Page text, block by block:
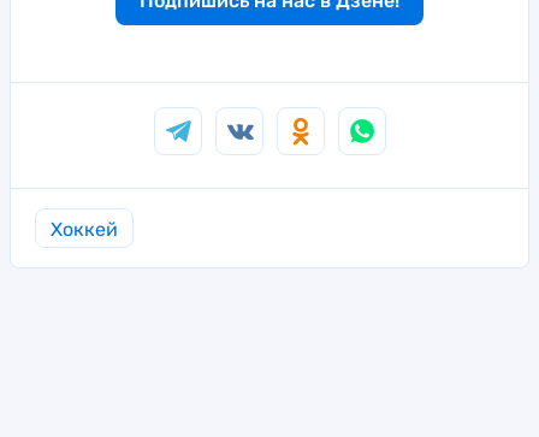
Хоккей